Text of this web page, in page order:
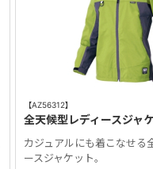
【AZ56312】
全天候型レディースジャ
カジュアルにも着こなせる
ースジャケット。